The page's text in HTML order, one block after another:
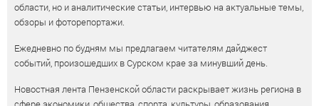
области, но и аналитические статьи, интервью на актуальные темы,
обзоры и фоторепортажи.
Ежедневно по будням мы предлагаем читателям дайджест
событий, произошедших в Сурском крае за минувший день.
Новостная лента Пензенской области раскрывает жизнь региона в